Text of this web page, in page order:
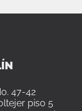
47-42
piso 5